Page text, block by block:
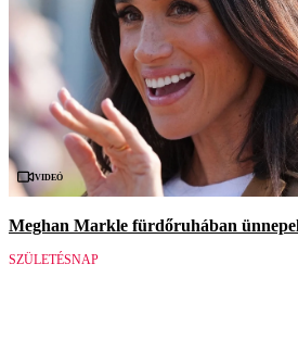
Videó
Meghan Markle fürdőruhában
SZÜLETÉSNAP